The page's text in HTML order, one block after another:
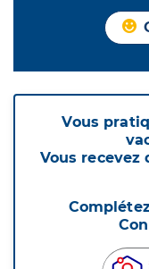
Vous
Vous